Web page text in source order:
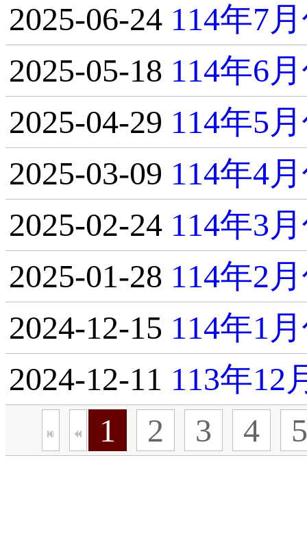
2025-06-24 114年7
2025-05-18 114年6
2025-04-29 114年5
2025-03-09 114年4
2025-02-24 114年3
2025-01-28 114年2
2024-12-15 114年1
2024-12-11 113年12
1
2 3 4